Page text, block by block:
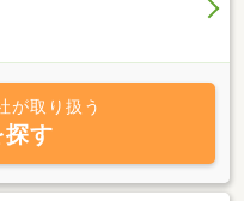
が取り扱う
す